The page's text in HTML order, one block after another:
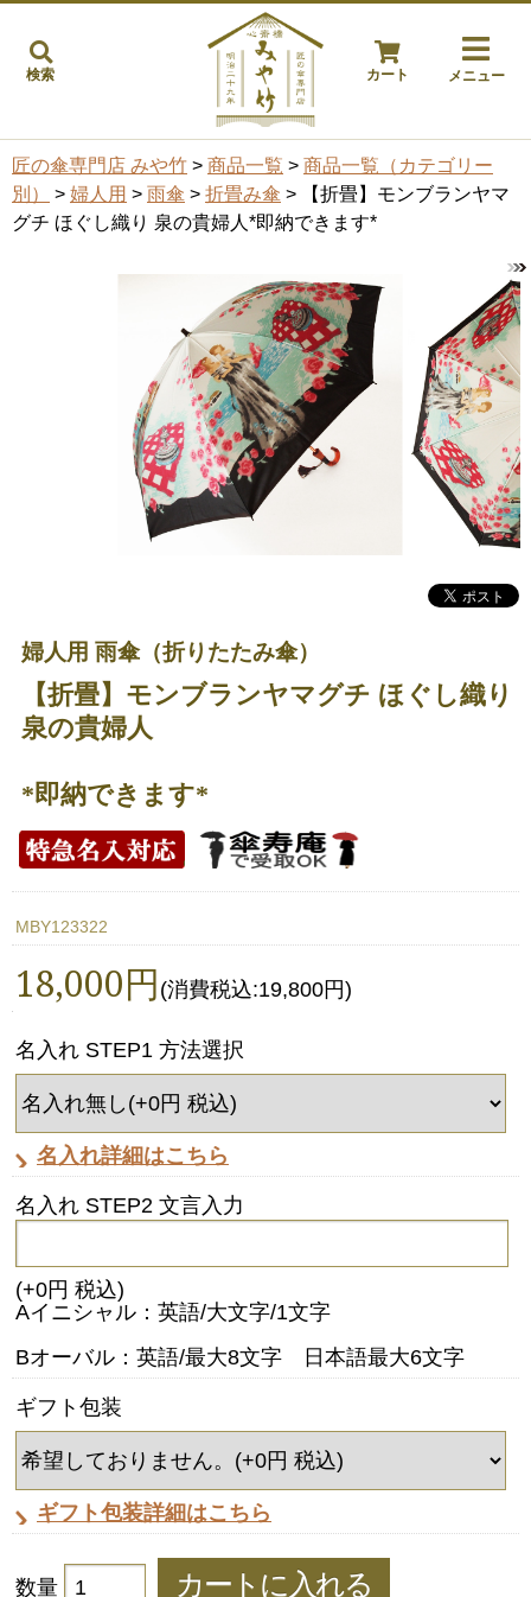
検索 カート メニュー
匠の傘専門店 みや竹 > 商品一覧 > 商品一覧（カテゴリー
別）
> 婦人用 > 雨傘 > 折畳み傘 > 【折畳】モンブランヤマ
グチ ほぐし織り 泉の貴婦人*即納できます*
婦人用 雨傘（折りたたみ傘）
【折畳】モンブランヤマグチ ほぐし織り
泉の貴婦人
*即納できます*
MBY123322
18,000円 (消費税込:19,800円)
名入れ STEP1 方法選択
名入れ詳細はこちら
名入れ STEP2 文言入力
(+0円 税込)
Aイニシャル：英語/大文字/1文字
Bオーバル：英語/最大8文字 日本語最大6文字
ギフト包装
ギフト包装詳細はこちら
数量